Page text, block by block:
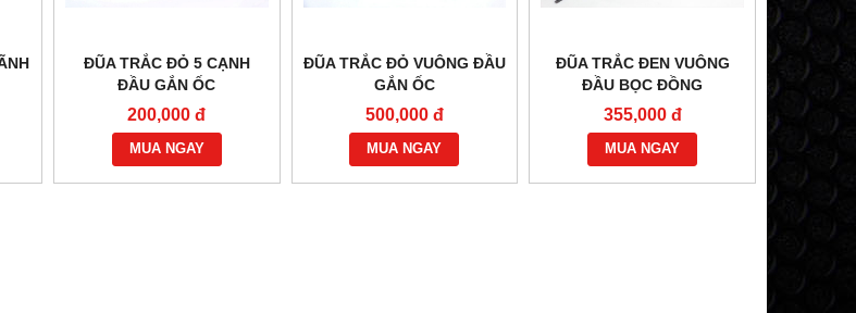
ĐŨA TRẮC ĐỎ 5 CẠNH
ĐẦU GẮN ỐC
200,000 đ
MUA NGAY
ĐŨA TRẮC ĐỎ VUÔNG ĐẦU
GẮN ỐC
500,000 đ
MUA NGAY
ĐŨA TRẮC ĐEN VUÔNG
ĐẦU BỌC ĐỒNG
355,000 đ
MUA NGAY